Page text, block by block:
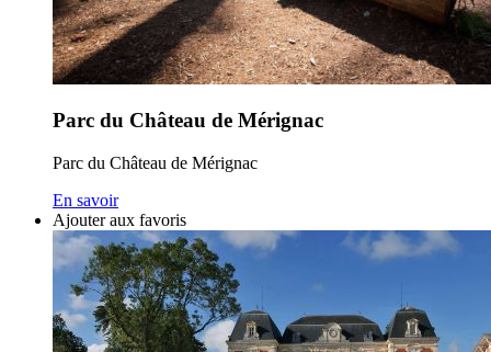
Parc du Château de Mérignac
Parc du Château de Mérignac
En savoir
Ajouter aux favoris